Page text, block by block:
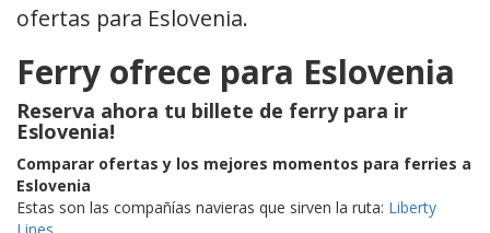
ofertas para Eslovenia.
Ferry ofrece para Eslovenia
Reserva ahora tu billete de ferry para ir
Eslovenia!
Comparar ofertas y los mejores momentos para ferries a
Eslovenia
Estas son las compañías navieras que sirven la ruta: Liberty